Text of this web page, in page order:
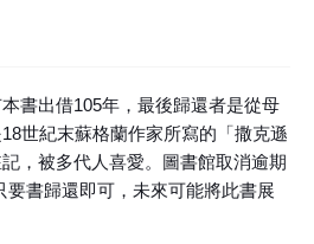
書出借105年，最後歸還者是從母
世紀末蘇格蘭作家所寫的「撒克遜
，被多代人喜愛。圖書館取消逾期
要書歸還即可，未來可能將此書展